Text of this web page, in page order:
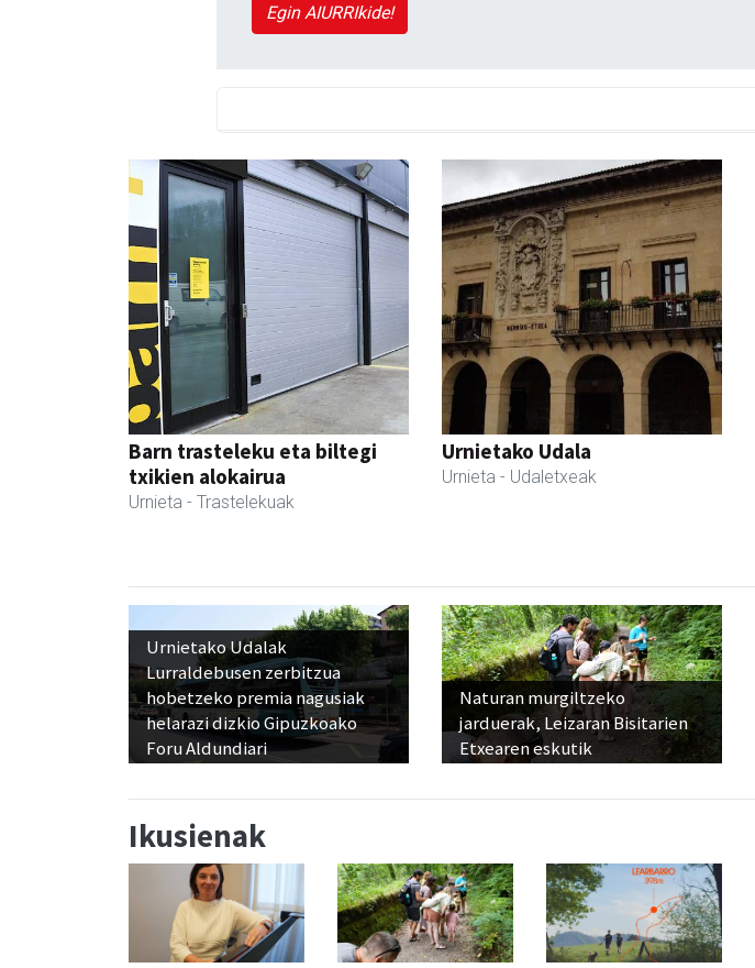
Egin AIURRIkide!
Barn trasteleku eta biltegi
txikien alokairua
Urnieta - Trastelekuak
Urnietako Udala
Urnieta - Udaletxeak
Urnietako Udalak
Lurraldebusen zerbitzua
hobetzeko premia nagusiak
helarazi dizkio Gipuzkoako
Foru Aldundiari
Naturan murgiltzeko
jarduerak, Leizaran Bisitarien
Etxearen eskutik
Ikusienak